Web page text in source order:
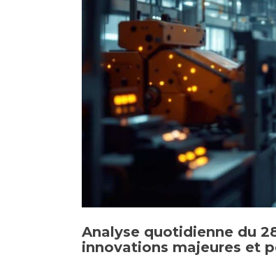
Analyse quotidienne du
innovations majeures et